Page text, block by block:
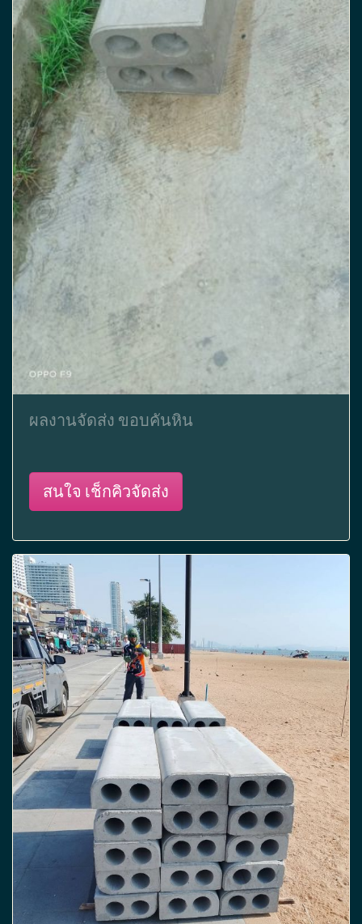
ผลงานจัดส่ง ขอบคันหิน
สนใจ เช็กคิวจัดส่ง